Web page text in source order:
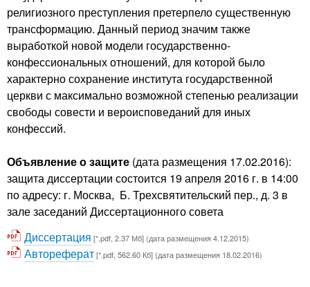
религиозного преступления претерпело существенную
трансформацию. Данный период значим также
выработкой новой модели государственно-
конфессиональных отношений, для которой было
характерно сохранение института государственной
церкви с максимально возможной степенью реализации
свободы совести и вероисповеданий для иных
конфессий.
Объявление о защите (дата размещения 17.02.2016):
защита диссертации состоится 19 апреля 2016 г. в 14:00
по адресу: г. Москва, Б. Трехсвятительский пер., д. 3 в
зале заседаний Диссертационного совета
Диссертация [*.pdf, 2.37 Мб] (дата размещения 4.12.2015)
Автореферат[*.pdf, 562.60 Кб] (дата размещения 18.02.2016)